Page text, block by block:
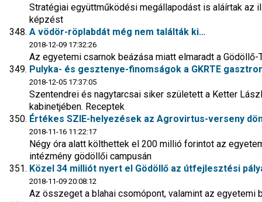
Stratégiai együttműködési megállapodást is aláírtak az
képzést
A vödör-röplabdát még nem találták ki…
2018-12-09 17:32:26
Az egyetemi csarnok beázása miatt elmaradt a Gödöllő-
Pulyka- és gesztenye-finomságok a GKRTE
2018-12-05 17:37:05
Szentendrei és nagytarcsai siker született a Ketter
kabinetjében. Receptek
Értékes SZIE-helyezések az Agrovirtus-verseny
2018-11-16 11:22:17
Négy óra alatt költhettek el 200 millió forintot az
intézmény gödöllői campusán
Közel 34 milliót nyert el Gödöllő az útfejlesztési
2018-11-09 20:08:12
Az összeget a blahai csomópont, valamint az egyetemi